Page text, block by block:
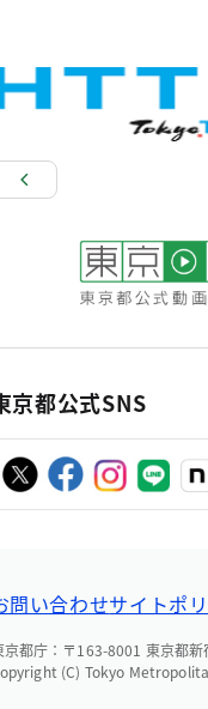
京都公式SNS
問い合わせサイトポ
京都庁：〒163-8001 東京都
(C) Tokyo